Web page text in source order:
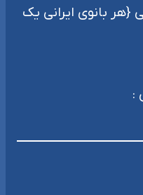
{هر بانوی ایرانی یک
: